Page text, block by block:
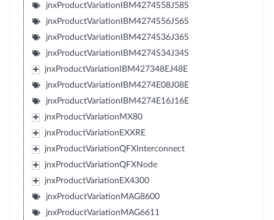
jnxProductVariationIBM4274S58J58S
jnxProductVariationIBM4274S56J56S
jnxProductVariationIBM4274S36J36S
jnxProductVariationIBM4274S34J34S
jnxProductVariationIBM427348EJ48E
jnxProductVariationIBM4274E08J08E
jnxProductVariationIBM4274E16J16E
jnxProductVariationMX80
jnxProductVariationEXXRE
jnxProductVariationQFXInterconnect
jnxProductVariationQFXNode
jnxProductVariationEX4300
jnxProductVariationMAG8600
jnxProductVariationMAG6611